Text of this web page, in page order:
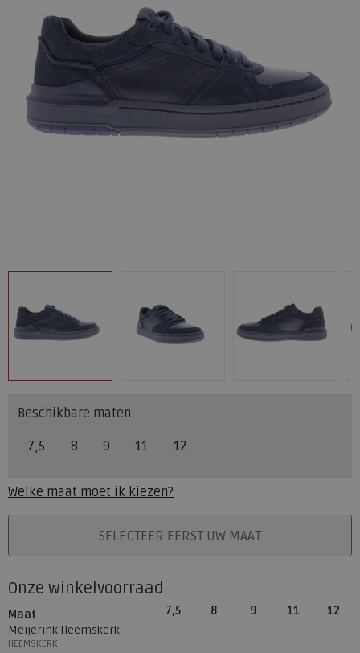
Beschikbare maten
7,5 8 9 11 12
Welke maat moet ik kiezen?
PLAATS IN WINKELMANDSELECTEER EERST UW MAAT
Onze winkelvoorraad
Maat 7,5 8 9 11
12
Meijerink Heemskerk
HEEMSKERK